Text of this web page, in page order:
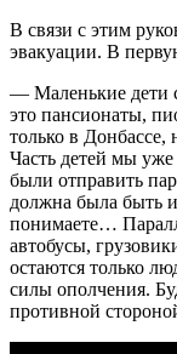
В связи с этим
эвакуации. В
— Маленькие дети
это пансионаты,
только в
Часть детей мы
были отправить
должна была быть
понимаете…
автобусы,
остаются только
силы ополчения.
противной